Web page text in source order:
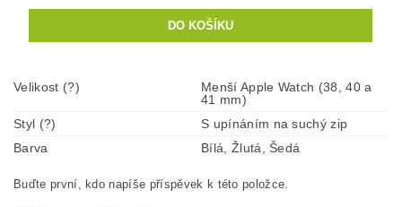
Velikost (?)
Menší Apple Watch (38, 40 a
41 mm)
Styl (?)
S upínáním na suchý zip
Barva
Bílá, Žlutá, Šedá
Buďte první, kdo napíše příspěvek k této položce.